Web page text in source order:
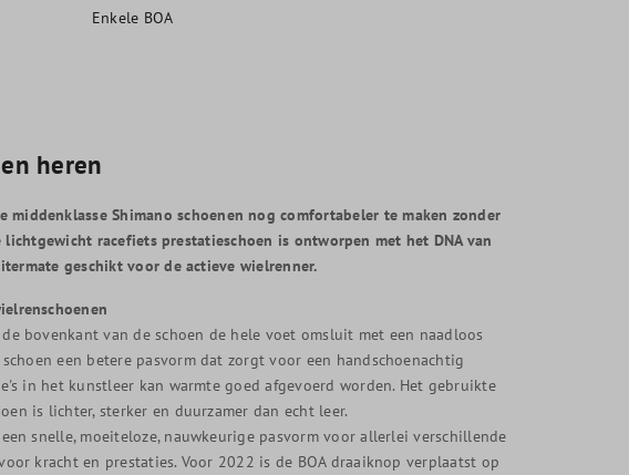
Enkele BOA
heren
middenklasse Shimano schoenen nog comfortabeler te maken zonder
racefiets prestatieschoen is ontworpen met het DNA van
geschikt voor de actieve wielrenner.
bovenkant van de schoen de hele voet omsluit met een naadloos
een betere pasvorm dat zorgt voor een handschoenachtig
in het kunstleer kan warmte goed afgevoerd worden. Het gebruikte
is lichter, sterker en duurzamer dan echt leer.
snelle, moeiteloze, nauwkeurige pasvorm voor allerlei verschillende
kracht en prestaties. Voor 2022 is de BOA draaiknop verplaatst op